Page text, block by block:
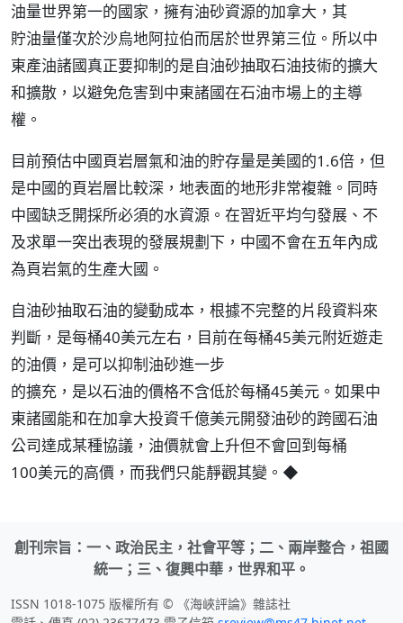
油量世界第一的國家，擁有油砂資源的加拿大，其
貯油量僅次於沙烏地阿拉伯而居於世界第三位。所以中
東產油諸國真正要抑制的是自油砂抽取石油技術的擴大
和擴散，以避免危害到中東諸國在石油市場上的主導
權。
目前預估中國頁岩層氣和油的貯存量是美國的1.6倍，但
是中國的頁岩層比較深，地表面的地形非常複雜。同時
中國缺乏開採所必須的水資源。在習近平均勻發展、不
及求單一突出表現的發展規劃下，中國不會在五年內成
為頁岩氣的生產大國。
自油砂抽取石油的變動成本，根據不完整的片段資料來
判斷，是每桶40美元左右，目前在每桶45美元附近遊走
的油價，是可以抑制油砂進一步
的擴充，是以石油的價格不含低於每桶45美元。如果中
東諸國能和在加拿大投資千億美元開發油砂的跨國石油
公司達成某種協議，油價就會上升但不會回到每桶
100美元的高價，而我們只能靜觀其變。◆
創刊宗旨：一、政治民主，社會平等；二、兩岸整合，祖國
統一；三、復興中華，世界和平。
ISSN 1018-1075 版權所有 © 《海峽評論》雜誌社